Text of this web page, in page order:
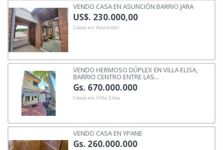
VENDO CASA EN ASUNCIÓN BARRIO JARA
US$. 230.000,00
Casas en Asunción
VENDO HERMOSO DÚPLEX EN VILLA ELISA,
BARRIO CENTRO ENTRE LAS...
Gs. 670.000.000
Casas en Villa Elisa
VENDO CASA EN YPANE
Gs. 260.000.000